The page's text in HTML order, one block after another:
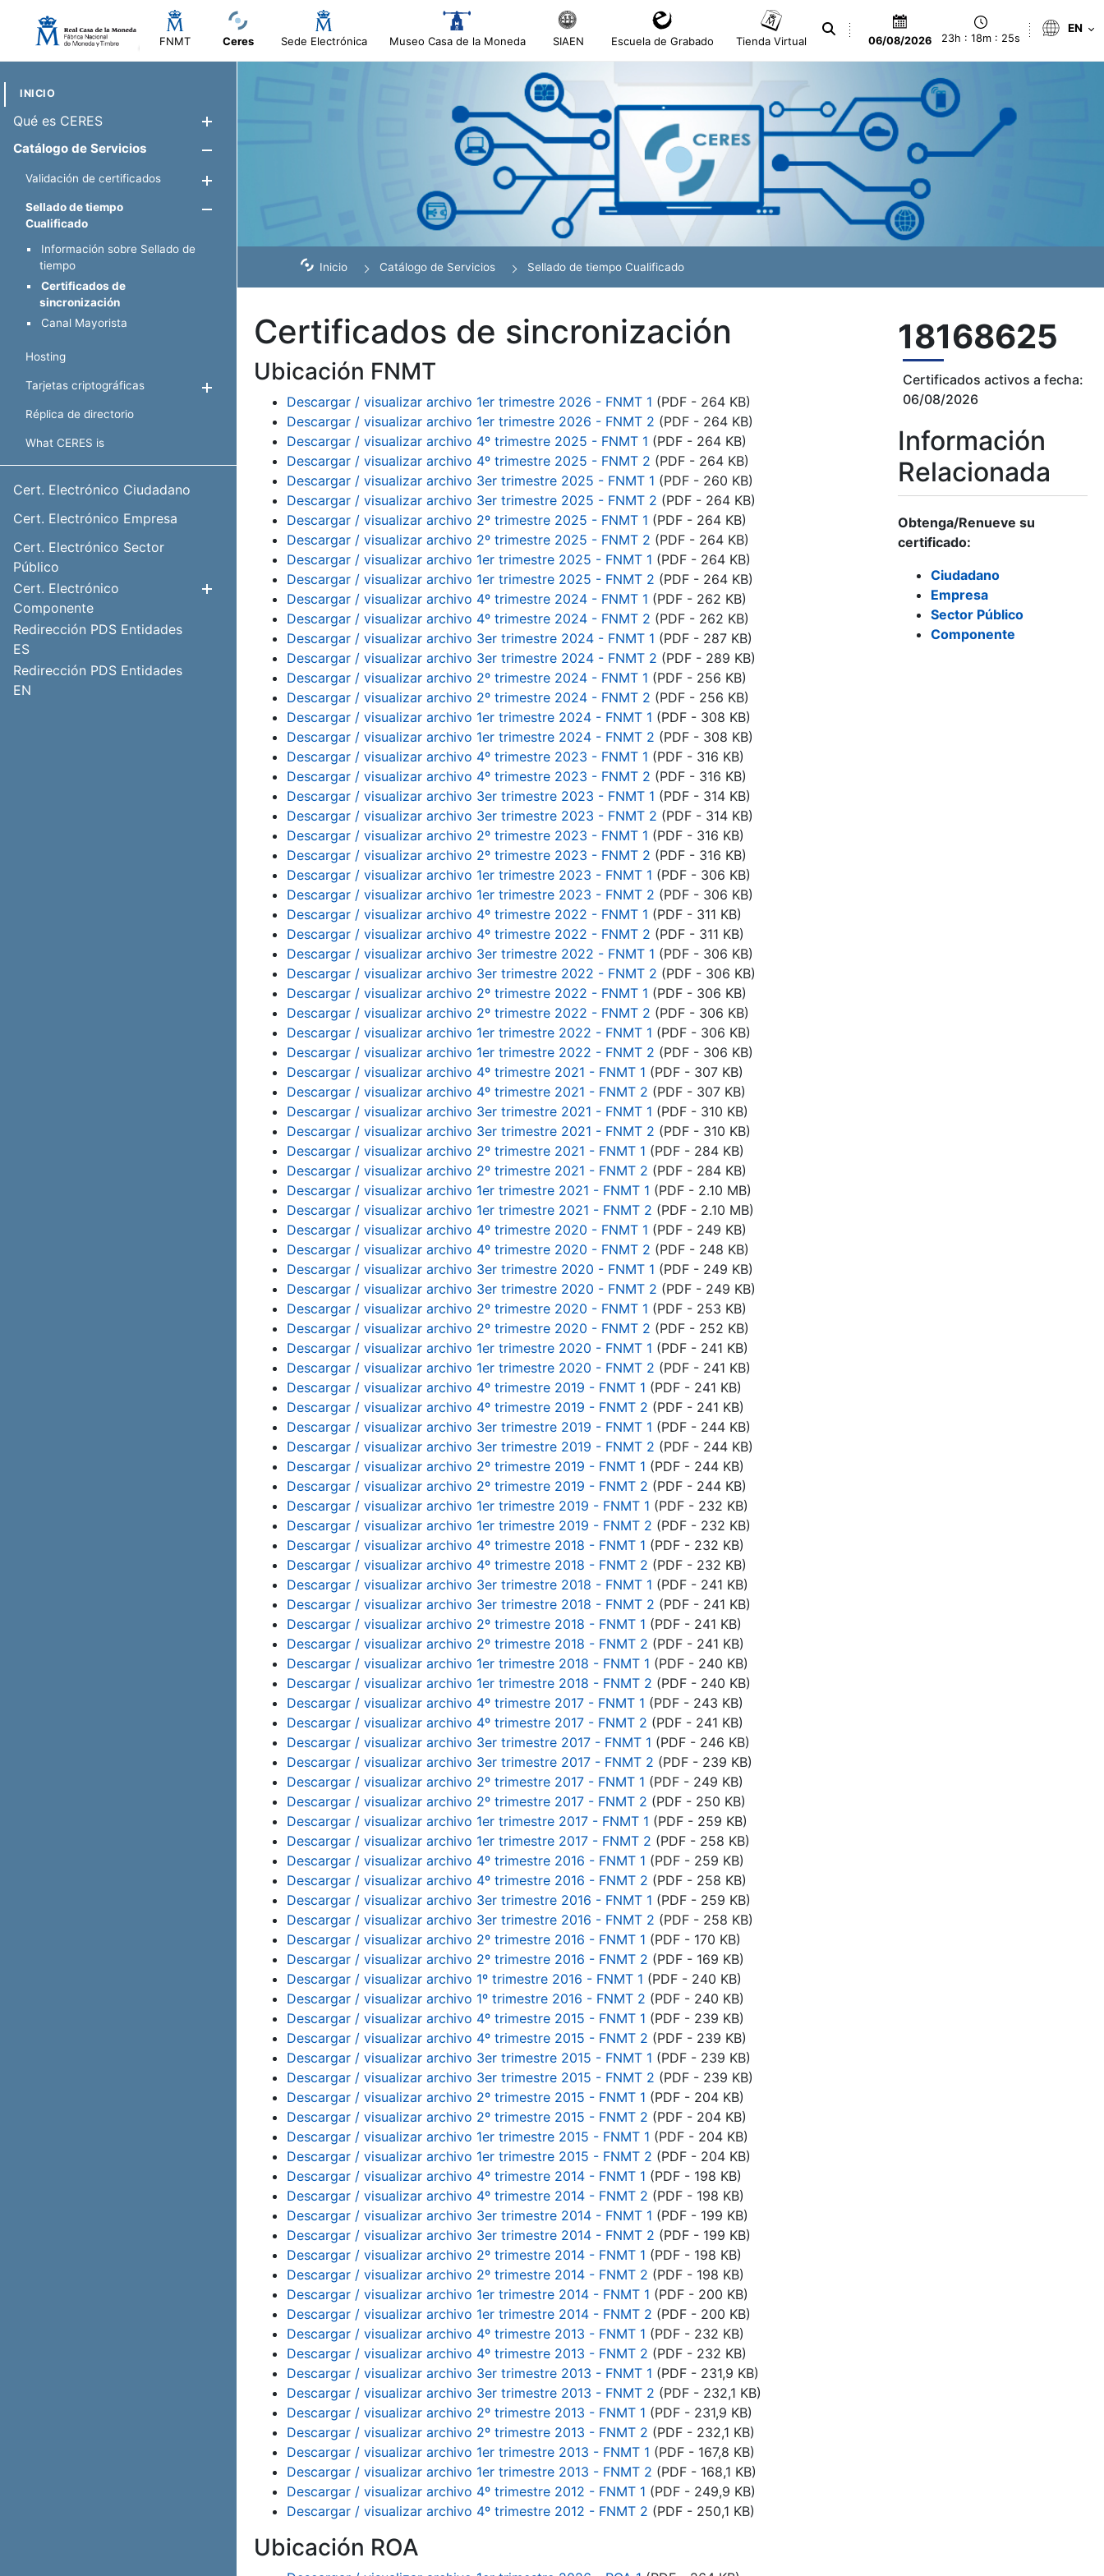
FNMT Ceres Sede Electrónica Museo Casa de la Moneda SIAEN Escuela de Grabado Tienda Virtual 06/08/2026 23h : 18m : 25s
EN
INICIO
Qué es CERES
Catálogo de Servicios
Validación de certificados
Sellado de tiempo
Cualificado
Información sobre Sellado de
tiempo
Certificados de
sincronización
Canal Mayorista
Hosting
Tarjetas criptográficas
Réplica de directorio
What CERES is
Cert. Electrónico Ciudadano
Cert. Electrónico Empresa
Cert. Electrónico Sector
Público
Cert. Electrónico
Componente
Show/Hide
Redirección PDS Entidades
ES
Redirección PDS Entidades
EN
Inicio Catálogo de Servicios Sellado de tiempo Cualificado
Certificados de sincronización
Ubicación FNMT
Descargar / visualizar archivo 1er trimestre 2026 - FNMT 1 (PDF - 264 KB)
Descargar / visualizar archivo 1er trimestre 2026 - FNMT 2 (PDF - 264 KB)
Descargar / visualizar archivo 4º trimestre 2025 - FNMT 1 (PDF - 264 KB)
Descargar / visualizar archivo 4º trimestre 2025 - FNMT 2 (PDF - 264 KB)
Descargar / visualizar archivo 3er trimestre 2025 - FNMT 1 (PDF - 260 KB)
Descargar / visualizar archivo 3er trimestre 2025 - FNMT 2 (PDF - 264 KB)
Descargar / visualizar archivo 2º trimestre 2025 - FNMT 1 (PDF - 264 KB)
Descargar / visualizar archivo 2º trimestre 2025 - FNMT 2 (PDF - 264 KB)
Descargar / visualizar archivo 1er trimestre 2025 - FNMT 1 (PDF - 264 KB)
Descargar / visualizar archivo 1er trimestre 2025 - FNMT 2 (PDF - 264 KB)
Descargar / visualizar archivo 4º trimestre 2024 - FNMT 1 (PDF - 262 KB)
Descargar / visualizar archivo 4º trimestre 2024 - FNMT 2 (PDF - 262 KB)
Descargar / visualizar archivo 3er trimestre 2024 - FNMT 1 (PDF - 287 KB)
Descargar / visualizar archivo 3er trimestre 2024 - FNMT 2 (PDF - 289 KB)
Descargar / visualizar archivo 2º trimestre 2024 - FNMT 1 (PDF - 256 KB)
Descargar / visualizar archivo 2º trimestre 2024 - FNMT 2 (PDF - 256 KB)
Descargar / visualizar archivo 1er trimestre 2024 - FNMT 1 (PDF - 308 KB)
Descargar / visualizar archivo 1er trimestre 2024 - FNMT 2 (PDF - 308 KB)
Descargar / visualizar archivo 4º trimestre 2023 - FNMT 1 (PDF - 316 KB)
Descargar / visualizar archivo 4º trimestre 2023 - FNMT 2 (PDF - 316 KB)
Descargar / visualizar archivo 3er trimestre 2023 - FNMT 1 (PDF - 314 KB)
Descargar / visualizar archivo 3er trimestre 2023 - FNMT 2 (PDF - 314 KB)
Descargar / visualizar archivo 2º trimestre 2023 - FNMT 1 (PDF - 316 KB)
Descargar / visualizar archivo 2º trimestre 2023 - FNMT 2 (PDF - 316 KB)
Descargar / visualizar archivo 1er trimestre 2023 - FNMT 1 (PDF - 306 KB)
Descargar / visualizar archivo 1er trimestre 2023 - FNMT 2 (PDF - 306 KB)
Descargar / visualizar archivo 4º trimestre 2022 - FNMT 1 (PDF - 311 KB)
Descargar / visualizar archivo 4º trimestre 2022 - FNMT 2 (PDF - 311 KB)
Descargar / visualizar archivo 3er trimestre 2022 - FNMT 1 (PDF - 306 KB)
Descargar / visualizar archivo 3er trimestre 2022 - FNMT 2 (PDF - 306 KB)
Descargar / visualizar archivo 2º trimestre 2022 - FNMT 1 (PDF - 306 KB)
Descargar / visualizar archivo 2º trimestre 2022 - FNMT 2 (PDF - 306 KB)
Descargar / visualizar archivo 1er trimestre 2022 - FNMT 1 (PDF - 306 KB)
Descargar / visualizar archivo 1er trimestre 2022 - FNMT 2 (PDF - 306 KB)
Descargar / visualizar archivo 4º trimestre 2021 - FNMT 1 (PDF - 307 KB)
Descargar / visualizar archivo 4º trimestre 2021 - FNMT 2 (PDF - 307 KB)
Descargar / visualizar archivo 3er trimestre 2021 - FNMT 1 (PDF - 310 KB)
Descargar / visualizar archivo 3er trimestre 2021 - FNMT 2 (PDF - 310 KB)
Descargar / visualizar archivo 2º trimestre 2021 - FNMT 1 (PDF - 284 KB)
Descargar / visualizar archivo 2º trimestre 2021 - FNMT 2 (PDF - 284 KB)
Descargar / visualizar archivo 1er trimestre 2021 - FNMT 1 (PDF - 2.10 MB)
Descargar / visualizar archivo 1er trimestre 2021 - FNMT 2 (PDF - 2.10 MB)
Descargar / visualizar archivo 4º trimestre 2020 - FNMT 1 (PDF - 249 KB)
Descargar / visualizar archivo 4º trimestre 2020 - FNMT 2 (PDF - 248 KB)
Descargar / visualizar archivo 3er trimestre 2020 - FNMT 1 (PDF - 249 KB)
Descargar / visualizar archivo 3er trimestre 2020 - FNMT 2 (PDF - 249 KB)
Descargar / visualizar archivo 2º trimestre 2020 - FNMT 1 (PDF - 253 KB)
Descargar / visualizar archivo 2º trimestre 2020 - FNMT 2 (PDF - 252 KB)
Descargar / visualizar archivo 1er trimestre 2020 - FNMT 1 (PDF - 241 KB)
Descargar / visualizar archivo 1er trimestre 2020 - FNMT 2 (PDF - 241 KB)
Descargar / visualizar archivo 4º trimestre 2019 - FNMT 1 (PDF - 241 KB)
Descargar / visualizar archivo 4º trimestre 2019 - FNMT 2 (PDF - 241 KB)
Descargar / visualizar archivo 3er trimestre 2019 - FNMT 1 (PDF - 244 KB)
Descargar / visualizar archivo 3er trimestre 2019 - FNMT 2 (PDF - 244 KB)
Descargar / visualizar archivo 2º trimestre 2019 - FNMT 1 (PDF - 244 KB)
Descargar / visualizar archivo 2º trimestre 2019 - FNMT 2 (PDF - 244 KB)
Descargar / visualizar archivo 1er trimestre 2019 - FNMT 1 (PDF - 232 KB)
Descargar / visualizar archivo 1er trimestre 2019 - FNMT 2 (PDF - 232 KB)
Descargar / visualizar archivo 4º trimestre 2018 - FNMT 1 (PDF - 232 KB)
Descargar / visualizar archivo 4º trimestre 2018 - FNMT 2 (PDF - 232 KB)
Descargar / visualizar archivo 3er trimestre 2018 - FNMT 1 (PDF - 241 KB)
Descargar / visualizar archivo 3er trimestre 2018 - FNMT 2 (PDF - 241 KB)
Descargar / visualizar archivo 2º trimestre 2018 - FNMT 1 (PDF - 241 KB)
Descargar / visualizar archivo 2º trimestre 2018 - FNMT 2 (PDF - 241 KB)
Descargar / visualizar archivo 1er trimestre 2018 - FNMT 1 (PDF - 240 KB)
Descargar / visualizar archivo 1er trimestre 2018 - FNMT 2 (PDF - 240 KB)
Descargar / visualizar archivo 4º trimestre 2017 - FNMT 1 (PDF - 243 KB)
Descargar / visualizar archivo 4º trimestre 2017 - FNMT 2 (PDF - 241 KB)
Descargar / visualizar archivo 3er trimestre 2017 - FNMT 1 (PDF - 246 KB)
Descargar / visualizar archivo 3er trimestre 2017 - FNMT 2 (PDF - 239 KB)
Descargar / visualizar archivo 2º trimestre 2017 - FNMT 1 (PDF - 249 KB)
Descargar / visualizar archivo 2º trimestre 2017 - FNMT 2 (PDF - 250 KB)
Descargar / visualizar archivo 1er trimestre 2017 - FNMT 1 (PDF - 259 KB)
Descargar / visualizar archivo 1er trimestre 2017 - FNMT 2 (PDF - 258 KB)
Descargar / visualizar archivo 4º trimestre 2016 - FNMT 1 (PDF - 259 KB)
Descargar / visualizar archivo 4º trimestre 2016 - FNMT 2 (PDF - 258 KB)
Descargar / visualizar archivo 3er trimestre 2016 - FNMT 1 (PDF - 259 KB)
Descargar / visualizar archivo 3er trimestre 2016 - FNMT 2 (PDF - 258 KB)
Descargar / visualizar archivo 2º trimestre 2016 - FNMT 1 (PDF - 170 KB)
Descargar / visualizar archivo 2º trimestre 2016 - FNMT 2 (PDF - 169 KB)
Descargar / visualizar archivo 1º trimestre 2016 - FNMT 1 (PDF - 240 KB)
Descargar / visualizar archivo 1º trimestre 2016 - FNMT 2 (PDF - 240 KB)
Descargar / visualizar archivo 4º trimestre 2015 - FNMT 1 (PDF - 239 KB)
Descargar / visualizar archivo 4º trimestre 2015 - FNMT 2 (PDF - 239 KB)
Descargar / visualizar archivo 3er trimestre 2015 - FNMT 1 (PDF - 239 KB)
Descargar / visualizar archivo 3er trimestre 2015 - FNMT 2 (PDF - 239 KB)
Descargar / visualizar archivo 2º trimestre 2015 - FNMT 1 (PDF - 204 KB)
Descargar / visualizar archivo 2º trimestre 2015 - FNMT 2 (PDF - 204 KB)
Descargar / visualizar archivo 1er trimestre 2015 - FNMT 1 (PDF - 204 KB)
Descargar / visualizar archivo 1er trimestre 2015 - FNMT 2 (PDF - 204 KB)
Descargar / visualizar archivo 4º trimestre 2014 - FNMT 1 (PDF - 198 KB)
Descargar / visualizar archivo 4º trimestre 2014 - FNMT 2 (PDF - 198 KB)
Descargar / visualizar archivo 3er trimestre 2014 - FNMT 1 (PDF - 199 KB)
Descargar / visualizar archivo 3er trimestre 2014 - FNMT 2 (PDF - 199 KB)
Descargar / visualizar archivo 2º trimestre 2014 - FNMT 1 (PDF - 198 KB)
Descargar / visualizar archivo 2º trimestre 2014 - FNMT 2 (PDF - 198 KB)
Descargar / visualizar archivo 1er trimestre 2014 - FNMT 1 (PDF - 200 KB)
Descargar / visualizar archivo 1er trimestre 2014 - FNMT 2 (PDF - 200 KB)
Descargar / visualizar archivo 4º trimestre 2013 - FNMT 1 (PDF - 232 KB)
Descargar / visualizar archivo 4º trimestre 2013 - FNMT 2 (PDF - 232 KB)
Descargar / visualizar archivo 3er trimestre 2013 - FNMT 1 (PDF - 231,9 KB)
Descargar / visualizar archivo 3er trimestre 2013 - FNMT 2 (PDF - 232,1 KB)
Descargar / visualizar archivo 2º trimestre 2013 - FNMT 1 (PDF - 231,9 KB)
Descargar / visualizar archivo 2º trimestre 2013 - FNMT 2 (PDF - 232,1 KB)
Descargar / visualizar archivo 1er trimestre 2013 - FNMT 1 (PDF - 167,8 KB)
Descargar / visualizar archivo 1er trimestre 2013 - FNMT 2 (PDF - 168,1 KB)
Descargar / visualizar archivo 4º trimestre 2012 - FNMT 1 (PDF - 249,9 KB)
Descargar / visualizar archivo 4º trimestre 2012 - FNMT 2 (PDF - 250,1 KB)
Ubicación ROA
18168625
Certificados activos a fecha:
06/08/2026
Información
Relacionada
Obtenga/Renueve su
certificado:
Ciudadano
Empresa
Sector Público
Componente